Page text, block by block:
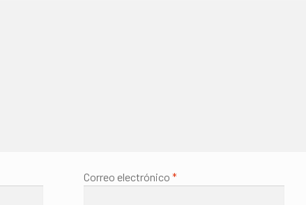
Correo electrónico *